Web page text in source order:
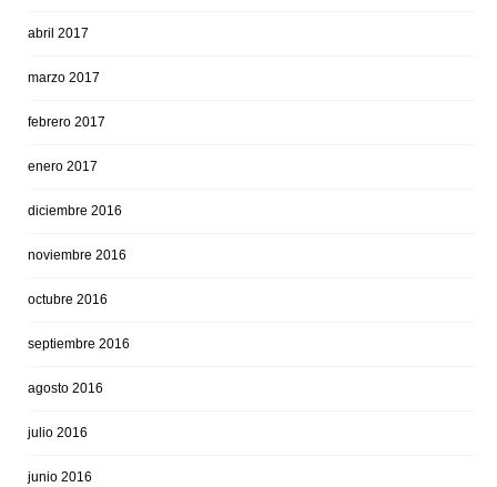
abril 2017
marzo 2017
febrero 2017
enero 2017
diciembre 2016
noviembre 2016
octubre 2016
septiembre 2016
agosto 2016
julio 2016
junio 2016